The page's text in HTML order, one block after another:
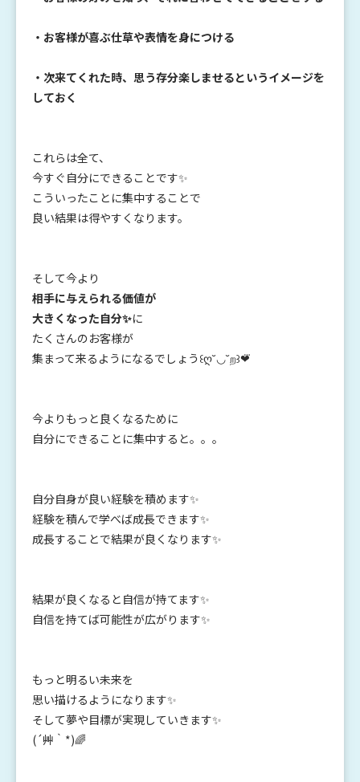
・お客様が喜ぶ仕草や表情を身につける
・次来てくれた時、思う存分楽しませるというイメージを
しておく
これらは全て、
今すぐ自分にできることです✨
こういったことに集中することで
良い結果は得やすくなります。
そして今より
相手に与えられる価値が
大きくなった自分✨に
たくさんのお客様が
集まって来るようになるでしょう꒰ღ˘◡˘ற꒱❤⃛
今よりもっと良くなるために
自分にできることに集中すると。。。
自分自身が良い経験を積めます✨
経験を積んで学べば成長できます✨
成長することで結果が良くなります✨
結果が良くなると自信が持てます✨
自信を持てば可能性が広がります✨
もっと明るい未来を
思い描けるようになります✨
そして夢や目標が実現していきます✨
(´艸｀*)🌈